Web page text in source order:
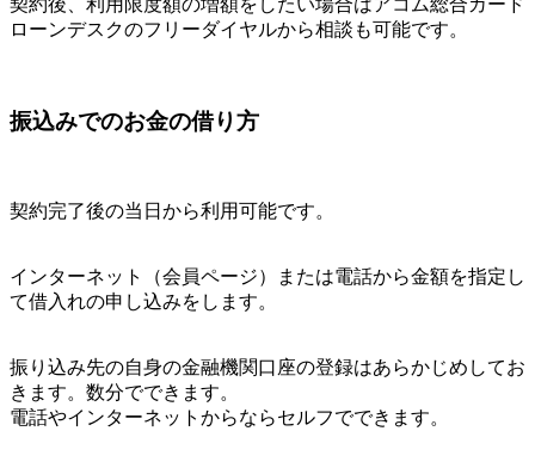
契約後、利用限度額の増額をしたい場合はアコム総合カード
ローンデスクのフリーダイヤルから相談も可能です。
振込みでのお金の借り方
契約完了後の当日から利用可能です。
インターネット（会員ページ）または電話から金額を指定し
て借入れの申し込みをします。
振り込み先の自身の金融機関口座の登録はあらかじめしてお
きます。数分でできます。
電話やインターネットからならセルフでできます。